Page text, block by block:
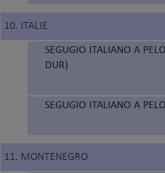
10. ITALIE
SEGUGIO ITALIANO A
DUR)
SEGUGIO ITALIANO A
11. MONTENEGRO